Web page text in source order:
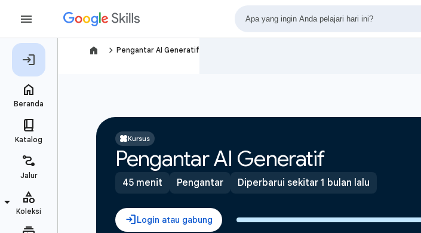
navigate_next Pengantar AI Generatif
Kursus
Pengantar AI Generatif
45 menit Pengantar Diperbarui sekitar 1 bulan lalu